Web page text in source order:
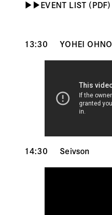
▶︎ ▶︎ EVENT LIST (PDF)
13:30 YOHEI OHNO
14:30 Seivson